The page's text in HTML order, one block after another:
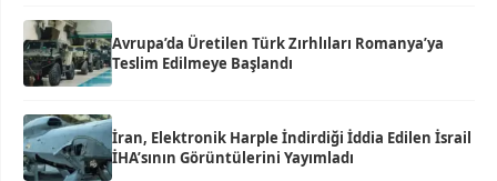
Avrupa’da Üretilen Türk Zırhlıları Romanya’ya
Teslim Edilmeye Başlandı
İran, Elektronik Harple İndirdiği İddia Edilen İsrail
İHA’sının Görüntülerini Yayımladı